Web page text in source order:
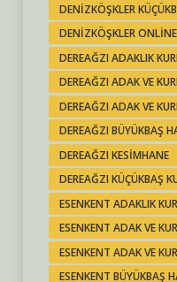
DENIZKÖŞKLER
DENIZKÖŞKLER
DEREAĞZI ADAKLIK
DEREAĞZI ADAK VE
DEREAĞZI ADAK VE
DEREAĞZI BÜYÜKBAŞ
DEREAĞZI KESIMHANE
DEREAĞZI KÜÇÜKBAŞ
ESENKENT ADAKLIK
ESENKENT ADAK VE
ESENKENT ADAK VE
ESENKENT BÜYÜKBAŞ